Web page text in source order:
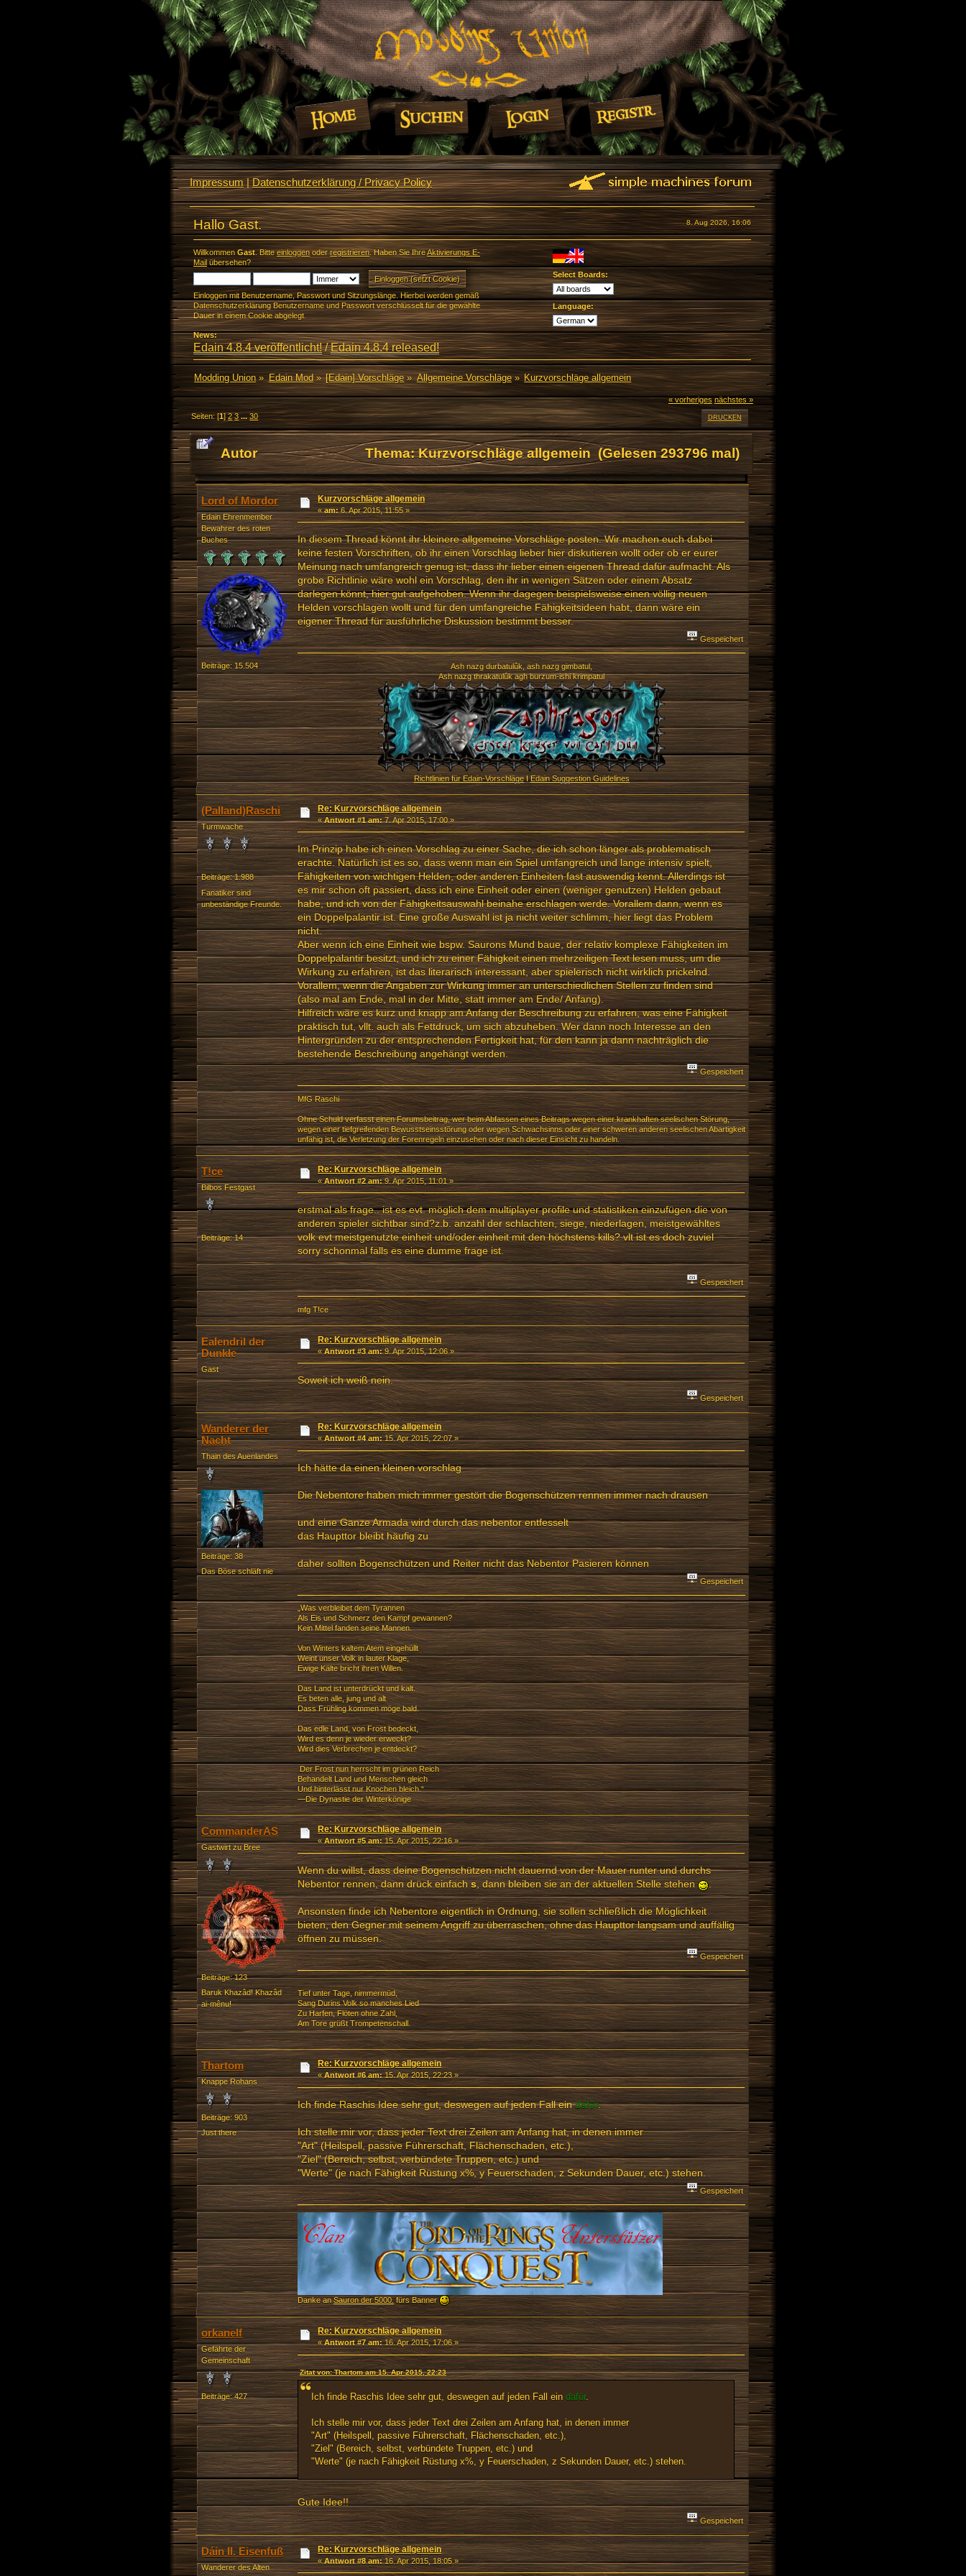
Impressum|Datenschutzerklärung / Privacy Policy
8. Aug 2026, 16:06
Hallo Gast.
Willkommen Gast. Bitte einloggenoderregistrieren. Haben Sie IhreAktivierungs E-
Mailübersehen?
Einloggen mit Benutzername, Passwort und Sitzungslänge. Hierbei werden gemäß
Datenschutzerklärung Benutzername und Passwort verschlüsselt für die gewählte
Dauer in einem Cookie abgelegt.
Select Boards:
Language:
News:
Edain 4.8.4 veröffentlicht!/Edain 4.8.4 released!
Modding Union» Edain Mod» [Edain] Vorschläge» Allgemeine Vorschläge» Kurzvorschläge allgemein
« vorheriges nächstes »
DRUCKEN
Seiten: [1]2 3 ...30
Autor Thema: Kurzvorschläge allgemein (Gelesen 293796 mal)
Lord of Mordor
Edain Ehrenmember
Bewahrer des roten
Buches
Beiträge: 15.504
Kurzvorschläge allgemein
«am:6. Apr 2015, 11:55 »
In diesem Thread könnt ihr kleinere allgemeine Vorschläge posten. Wir machen euch dabei
keine festen Vorschriften, ob ihr einen Vorschlag lieber hier diskutieren wollt oder ob er eurer
Meinung nach umfangreich genug ist, dass ihr lieber einen eigenen Thread dafür aufmacht. Als
grobe Richtlinie wäre wohl ein Vorschlag, den ihr in wenigen Sätzen oder einem Absatz
darlegen könnt, hier gut aufgehoben. Wenn ihr dagegen beispielsweise einen völlig neuen
Helden vorschlagen wollt und für den umfangreiche Fähigkeitsideen habt, dann wäre ein
eigener Thread für ausführliche Diskussion bestimmt besser.
Gespeichert
Ash nazg durbatulûk, ash nazg gimbatul,
Ash nazg thrakatulûk agh burzum-ishi krimpatul
Richtlinien für Edain-VorschlägeIEdain Suggestion Guidelines
(Palland)Raschi
Turmwache
Beiträge: 1.988
Fanatiker sind
unbeständige Freunde.
Re: Kurzvorschläge allgemein
«Antwort #1 am:7. Apr 2015, 17:00 »
Im Prinzip habe ich einen Vorschlag zu einer Sache, die ich schon länger als problematisch
erachte. Natürlich ist es so, dass wenn man ein Spiel umfangreich und lange intensiv spielt,
Fähigkeiten von wichtigen Helden, oder anderen Einheiten fast auswendig kennt. Allerdings ist
es mir schon oft passiert, dass ich eine Einheit oder einen (weniger genutzen) Helden gebaut
habe, und ich von der Fähigkeitsauswahl beinahe erschlagen werde. Vorallem dann, wenn es
ein Doppelpalantir ist. Eine große Auswahl ist ja nicht weiter schlimm, hier liegt das Problem
nicht.
Aber wenn ich eine Einheit wie bspw. Saurons Mund baue, der relativ komplexe Fähigkeiten im
Doppelpalantir besitzt, und ich zu einer Fähigkeit einen mehrzeiligen Text lesen muss, um die
Wirkung zu erfahren, ist das literarisch interessant, aber spielerisch nicht wirklich prickelnd.
Vorallem, wenn die Angaben zur Wirkung immer an unterschiedlichen Stellen zu finden sind
(also mal am Ende, mal in der Mitte, statt immer am Ende/ Anfang).
Hilfreich wäre es kurz und knapp am Anfang der Beschreibung zu erfahren, was eine Fähigkeit
praktisch tut, vllt. auch als Fettdruck, um sich abzuheben. Wer dann noch Interesse an den
Hintergründen zu der entsprechenden Fertigkeit hat, für den kann ja dann nachträglich die
bestehende Beschreibung angehängt werden.
Gespeichert
MfG Raschi
Ohne Schuld verfasst einen Forumsbeitrag, wer beim Abfassen eines Beitrags wegen einer krankhaften seelischen Störung,
wegen einer tiefgreifenden Bewusstseinsstörung oder wegen Schwachsinns oder einer schweren anderen seelischen Abartigkeit
unfähig ist, die Verletzung der Forenregeln einzusehen oder nach dieser Einsicht zu handeln.
T!ce
Bilbos Festgast
Beiträge: 14
Re: Kurzvorschläge allgemein
«Antwort #2 am:9. Apr 2015, 11:01 »
erstmal als frage.. ist es evt. möglich dem multiplayer profile und statistiken einzufügen die von
anderen spieler sichtbar sind?z.b. anzahl der schlachten, siege, niederlagen, meistgewähltes
volk evt meistgenutzte einheit und/oder einheit mit den höchstens kills? vlt ist es doch zuviel
sorry schonmal falls es eine dumme frage ist.
Gespeichert
mfg T!ce
Ealendril der
Dunkle
Gast
Re: Kurzvorschläge allgemein
«Antwort #3 am:9. Apr 2015, 12:06 »
Soweit ich weiß nein.
Gespeichert
Wanderer der
Nacht
Thain des Auenlandes
Beiträge: 38
Das Böse schläft nie
Re: Kurzvorschläge allgemein
«Antwort #4 am:15. Apr 2015, 22:07 »
Ich hätte da einen kleinen vorschlag
Die Nebentore haben mich immer gestört die Bogenschützen rennen immer nach drausen
und eine Ganze Armada wird durch das nebentor entfesselt
das Haupttor bleibt häufig zu
daher sollten Bogenschützen und Reiter nicht das Nebentor Pasieren können
Gespeichert
„Was verbleibet dem Tyrannen
Als Eis und Schmerz den Kampf gewannen?
Kein Mittel fanden seine Mannen.
Von Winters kaltem Atem eingehüllt
Weint unser Volk in lauter Klage,
Ewige Kälte bricht ihren Willen.
Das Land ist unterdrückt und kalt.
Es beten alle, jung und alt
Dass Frühling kommen möge bald.
Das edle Land, von Frost bedeckt,
Wird es denn je wieder erweckt?
Wird dies Verbrechen je entdeckt?
Der Frost nun herrscht im grünen Reich
Behandelt Land und Menschen gleich
Und hinterlässt nur Knochen bleich.“
—Die Dynastie der Winterkönige
CommanderAS
Gastwirt zu Bree
Beiträge: 123
Baruk Khazâd! Khazâd
ai-mênu!
Re: Kurzvorschläge allgemein
«Antwort #5 am:15. Apr 2015, 22:16 »
Wenn du willst, dass deine Bogenschützen nicht dauernd von der Mauer runter und durchs
Nebentor rennen, dann drück einfachs, dann bleiben sie an der aktuellen Stelle stehen .
Ansonsten finde ich Nebentore eigentlich in Ordnung, sie sollen schließlich die Möglichkeit
bieten, den Gegner mit seinem Angriff zu überraschen, ohne das Haupttor langsam und auffällig
öffnen zu müssen.
Gespeichert
Tief unter Tage, nimmermüd,
Sang Durins Volk so manches Lied
Zu Harfen, Flöten ohne Zahl,
Am Tore grüßt Trompetenschall.
Thartom
Knappe Rohans
Beiträge: 903
Just there
Re: Kurzvorschläge allgemein
«Antwort #6 am:15. Apr 2015, 22:23 »
Ich finde Raschis Idee sehr gut, deswegen auf jeden Fall eindafür.
Ich stelle mir vor, dass jeder Text drei Zeilen am Anfang hat, in denen immer
"Art" (Heilspell, passive Führerschaft, Flächenschaden, etc.),
"Ziel" (Bereich, selbst, verbündete Truppen, etc.) und
"Werte" (je nach Fähigkeit Rüstung x%, y Feuerschaden, z Sekunden Dauer, etc.) stehen.
Gespeichert
Danke anSauron der 5000.fürs Banner
orkanelf
Gefährte der
Gemeinschaft
Beiträge: 427
Re: Kurzvorschläge allgemein
«Antwort #7 am:16. Apr 2015, 17:06 »
Zitat von: Thartom am 15. Apr 2015, 22:23
Ich finde Raschis Idee sehr gut, deswegen auf jeden Fall eindafür.
Ich stelle mir vor, dass jeder Text drei Zeilen am Anfang hat, in denen immer
"Art" (Heilspell, passive Führerschaft, Flächenschaden, etc.),
"Ziel" (Bereich, selbst, verbündete Truppen, etc.) und
"Werte" (je nach Fähigkeit Rüstung x%, y Feuerschaden, z Sekunden Dauer, etc.) stehen.
Gute Idee!!
Gespeichert
Dáin II. Eisenfuß
Wanderer des Alten
Re: Kurzvorschläge allgemein
«Antwort #8 am:16. Apr 2015, 18:05 »